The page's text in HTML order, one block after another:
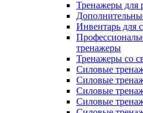
Тренажеры для
Инвентарь для
тренажеры
Тренажеры со
Силовые
Силовые
Силовые
Силовые